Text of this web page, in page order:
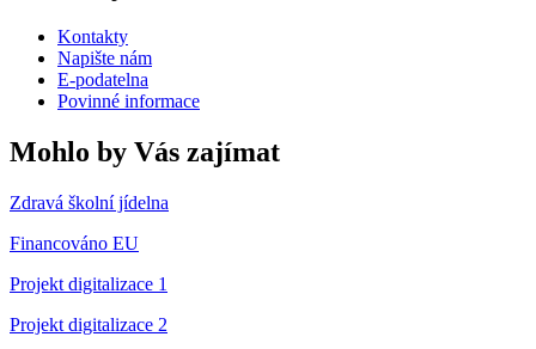
Kontakty
Napište nám
E-podatelna
Povinné informace
Mohlo by Vás zajímat
Zdravá školní jídelna
Financováno EU
Projekt digitalizace 1
Projekt digitalizace 2